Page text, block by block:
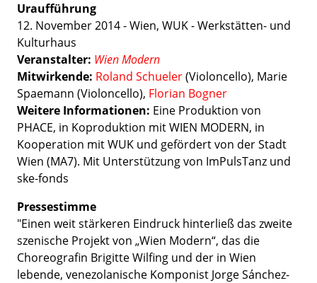
Uraufführung
12. November 2014 - Wien, WUK - Werkstätten- und
Kulturhaus
Veranstalter: Wien Modern
Mitwirkende: Roland Schueler(Violoncello), Marie
Spaemann (Violoncello), Florian Bogner
Weitere Informationen: Eine Produktion von
PHACE, in Koproduktion mitWIEN MODERN, in
Kooperation mitWUK und gefördert von der Stadt
Wien (MA7). Mit Unterstützung von ImPulsTanz und
ske-fonds
Pressestimme
"Einen weit stärkeren Eindruck hinterließ das zweite
szenische Projekt von „Wien Modern“, das die
Choreografin Brigitte Wilfing und der in Wien
lebende, venezolanische Komponist Jorge Sánchez-